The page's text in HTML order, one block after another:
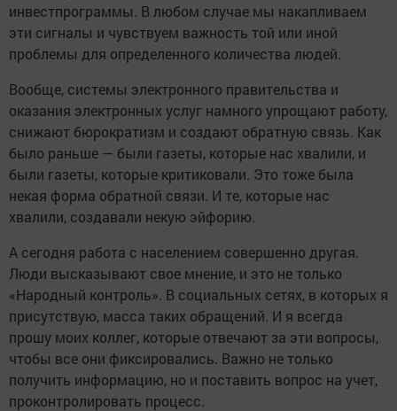
инвестпрограммы. В любом случае мы накапливаем
эти сигналы и чувствуем важность той или иной
проблемы для определенного количества людей.
Вообще, системы электронного правительства и
оказания электронных услуг намного упрощают работу,
снижают бюрократизм и создают обратную связь. Как
было раньше — были газеты, которые нас хвалили, и
были газеты, которые критиковали. Это тоже была
некая форма обратной связи. И те, которые нас
хвалили, создавали некую эйфорию.
А сегодня работа с населением совершенно другая.
Люди высказывают свое мнение, и это не только
«Народный контроль». В социальных сетях, в которых я
присутствую, масса таких обращений. И я всегда
прошу моих коллег, которые отвечают за эти вопросы,
чтобы все они фиксировались. Важно не только
получить информацию, но и поставить вопрос на учет,
проконтролировать процесс.